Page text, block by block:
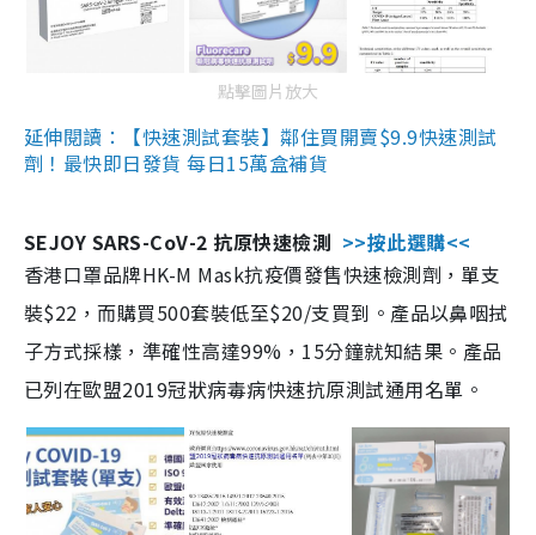
點擊圖片放大
延伸閱讀：【快速測試套裝】鄰住買開賣$9.9快速測試
劑！最快即日發貨 每日15萬盒補貨
SEJOY SARS-CoV-2 抗原快速檢測 >>按此選購<<
香港口罩品牌HK-M Mask抗疫價發售快速檢測劑，單支
裝$22，而購買500套裝低至$20/支買到。產品以鼻咽拭
子方式採樣，準確性高達99%，15分鐘就知結果。產品
已列在歐盟2019冠狀病毒病快速抗原測試通用名單。